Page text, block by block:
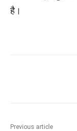
है।
Previous article